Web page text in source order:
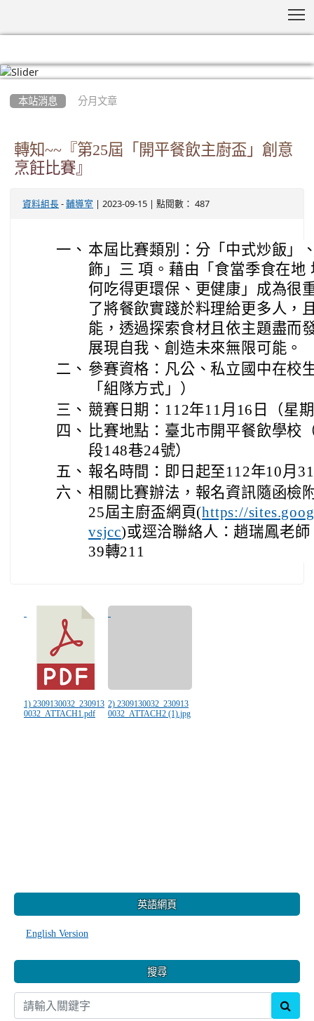
本站消息 分月文章
轉知~~『第25屆「開平餐飲主廚盃」創意
烹飪比賽』
資料組長 - 輔導室 | 2023-09-15 | 點閱數： 487
一、 本屆比賽類別：分「中式炒飯」
飾」三 項。藉由「食當季食在地
何吃得更環保、更健康」成為很
了將餐飲實踐於料理給更多人，
能，透過探索食材且依主題盡而
展現自我、創造未來無限可能。
二、 參賽資格：凡公、私立國中在校
「組隊方式」）
三、 競賽日期：112年11月16日（星
四、 比賽地點：臺北市開平餐飲學校
段148巷24號）
五、 報名時間：即日起至112年10月
六、 相關比賽辦法，報名資訊隨函檢
25屆主廚盃網頁(https://
vsjcc)或逕洽聯絡人：趙瑞鳳老
39轉211
1) 2309130032_230913
0032_ATTACH1.pdf
2) 2309130032_230913
0032_ATTACH2 (1).jpg
英語網頁
English Version
搜尋